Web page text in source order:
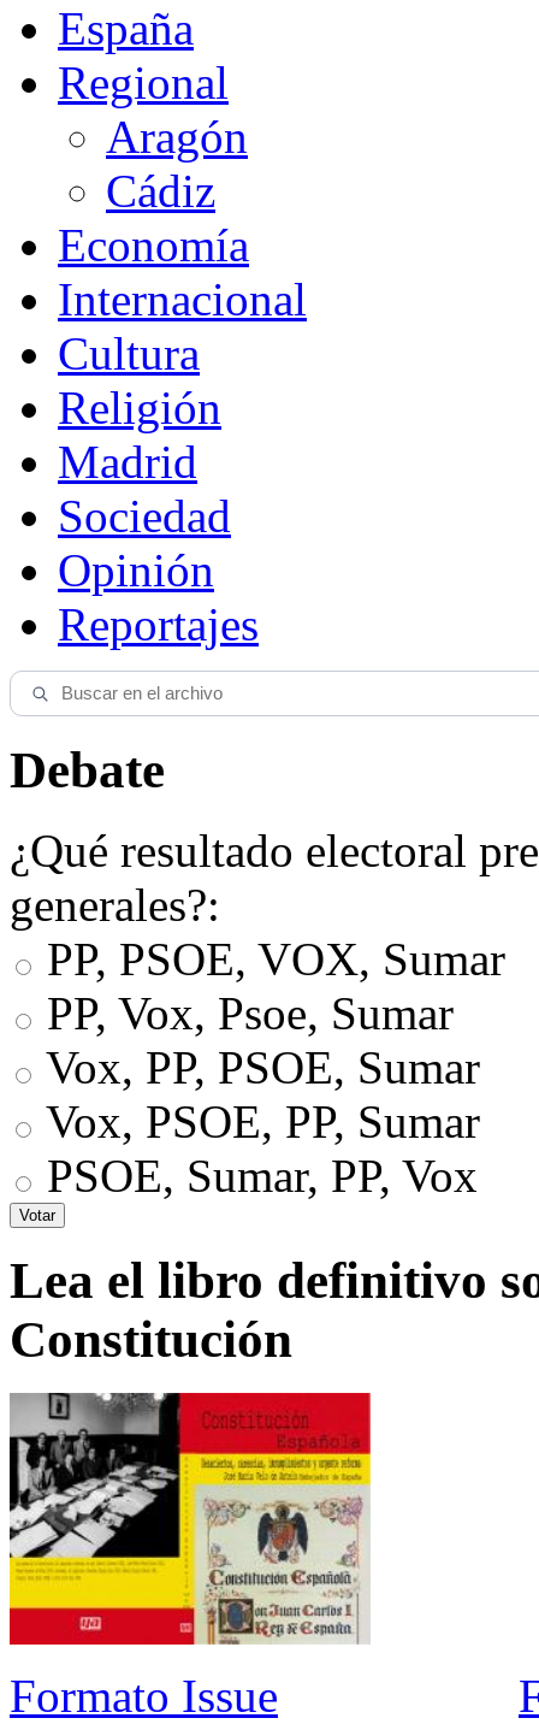
España
Regional
Aragón
Cádiz
Economía
Internacional
Cultura
Religión
Madrid
Sociedad
Opinión
Reportajes
Debate
¿Qué resultado electoral
generales?:
PP, PSOE, VOX, Sumar
PP, Vox, Psoe, Sumar
Vox, PP, PSOE, Sumar
Vox, PSOE, PP, Sumar
PSOE, Sumar, PP, Vox
Lea el libro definitivo
Constitución
Formato Issue